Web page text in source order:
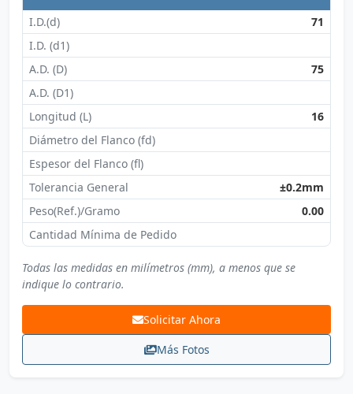
I.D.(d)
71
I.D. (d1)
A.D. (D)
75
A.D. (D1)
Longitud (L)
16
Diámetro del Flanco (fd)
Espesor del Flanco (fl)
Tolerancia General
±0.2mm
Peso(Ref.)/Gramo
0.00
Cantidad Mínima de Pedido
Todas las medidas en milímetros (mm), a menos que se
indique lo contrario.
Solicitar Ahora
Más Fotos